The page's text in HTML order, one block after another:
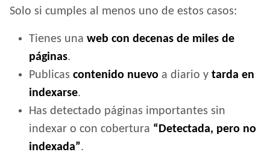
Solo si cumples al menos uno de estos casos:
Tienes una web con decenas de miles de
páginas.
Publicas contenido nuevo a diario y tarda en
indexarse.
Has detectado páginas importantes sin
indexar o con cobertura “Detectada, pero no
indexada”.